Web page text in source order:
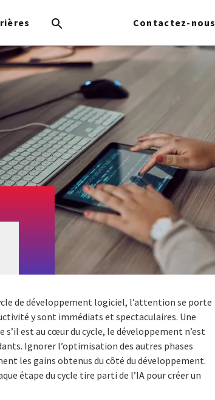
Contactez-nous
de développement logiciel, l’attention se porte
y sont immédiats et spectaculaires. Une
est au cœur du cycle, le développement n’est
Ignorer l’optimisation des autres phases
les gains obtenus du côté du développement.
étape du cycle tire parti de l’IA pour créer un